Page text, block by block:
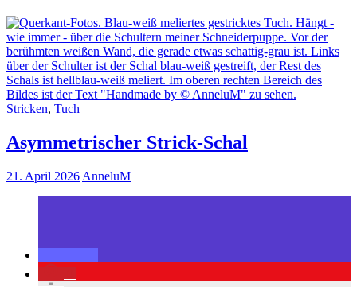
Stricken, Tuch
Asymmetrischer Strick-Schal
21. April 2026 AnneluM